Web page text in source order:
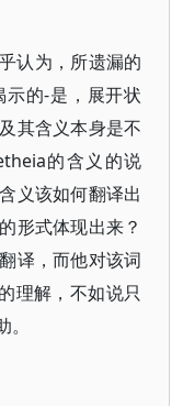
认为，所遗漏的
的-是，展开状
其含义本身是不
的含义的说
义该如何翻译出
形式体现出来？
译，而他对该词
理解，不如说只